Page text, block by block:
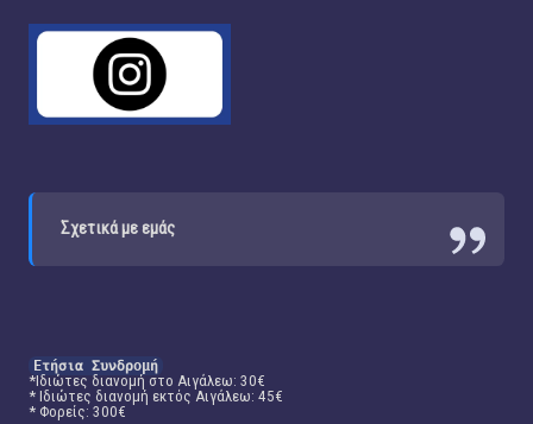
Σχετικά με εμάς
Ετήσια Συνδρομή
*Ιδιώτες διανομή στο Αιγάλεω: 30€
* Ιδιώτες διανομή εκτός Αιγάλεω: 45€
* Φορείς: 300€